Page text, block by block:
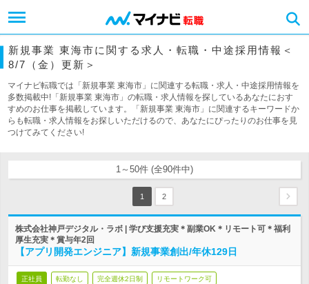
新規事業 東海市に関する求人・転職・中途採用情報＜
8/7（金）更新＞
マイナビ転職では「新規事業 東海市」に関連する転職・求人・中途採用情報を
多数掲載中!「新規事業 東海市」の転職・求人情報を探しているあなたにおす
すめのお仕事を掲載しています。「新規事業 東海市」に関連するキーワードか
らも転職・求人情報をお探しいただけるので、あなたにぴったりのお仕事を見
つけてみてください!
1～50件 (全90件中)
1 2
株式会社神戸デジタル・ラボ | 学び支援充実＊副業OK＊リモート可＊福利
厚生充実＊賞与年2回
【アプリ開発エンジニア】新規事業創出/年休129日
正社員 転勤なし 完全週休2日制 リモートワーク可